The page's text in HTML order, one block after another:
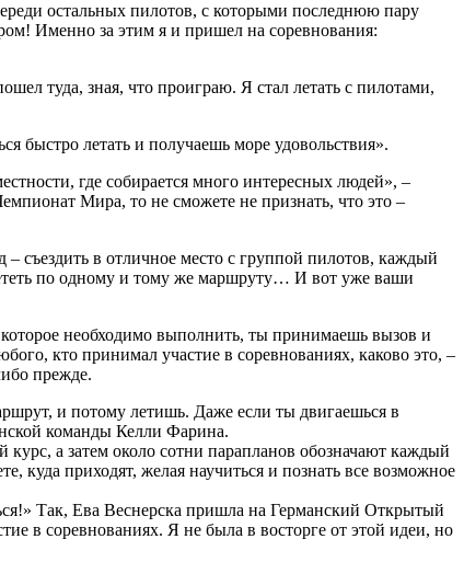
остальных пилотов, с которыми последнюю пару
Именно за этим я и пришел на соревнования:
туда, зная, что проиграю. Я стал летать с пилотами,
быстро летать и получаешь море удовольствия».
где собирается много интересных людей», –
Мира, то не сможете не признать, что это –
съездить в отличное место с группой пилотов, каждый
по одному и тому же маршруту… И вот уже ваши
которое необходимо выполнить, ты принимаешь вызов и
кто принимал участие в соревнованиях, каково это, –
прежде.
и потому летишь. Даже если ты двигаешься в
команды Келли Фарина.
а затем около сотни парапланов обозначают каждый
куда приходят, желая научиться и познать все возможное
Так, Ева Веснерска пришла на Германский Открытый
в соревнованиях. Я не была в восторге от этой идеи, но